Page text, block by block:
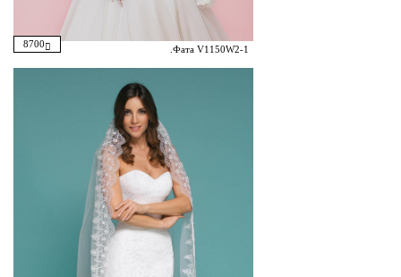
8700 .Фата V1150W2-1